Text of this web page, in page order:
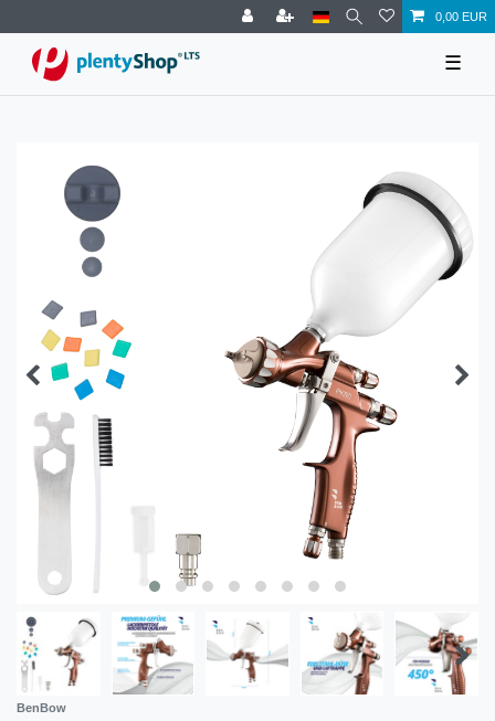
0,00 EUR
☰
BenBow